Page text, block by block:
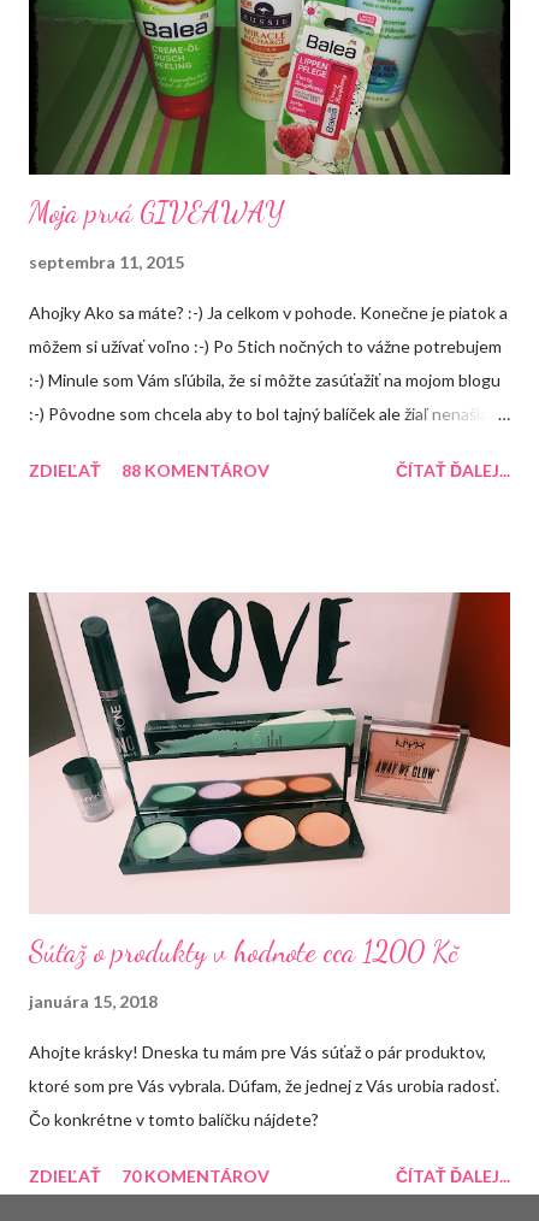
Moja prvá GIVEAWAY
septembra 11, 2015
Ahojky Ako sa máte? :-) Ja celkom v pohode. Konečne je piatok a
môžem si užívať voľno :-) Po 5tich nočných to vážne potrebujem
:-) Minule som Vám sľúbila, že si môžte zasúťažiť na mojom blogu
:-) Pôvodne som chcela aby to bol tajný balíček ale žiaľ nenašla
bude obsahovať ale čoskoro vymyslím na FB alebo instagrame
Recenzia 4. Balea malinový balzám na pery
ZDIEĽAŤ 88 KOMENTÁROV ČÍTAŤ ĎALEJ...
Súťaž o produkty v hodnote cca 1200 Kč
januára 15, 2018
Ahojte krásky! Dneska tu mám pre Vás súťaž o pár produktov,
ktoré som pre Vás vybrala. Dúfam, že jednej z Vás urobia radosť.
Čo konkrétne v tomto balíčku nájdete?
ZDIEĽAŤ 70 KOMENTÁROV ČÍTAŤ ĎALEJ...